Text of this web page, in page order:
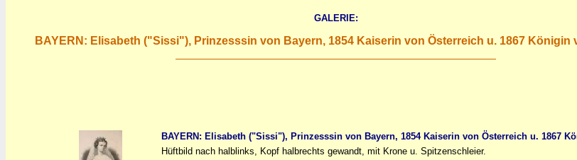
GALERIE:
BAYERN: Elisabeth ("Sissi"), Prinzesssin von Bayern, 1854 Kaiserin von Österreich u. 1867 Königin
BAYERN: Elisabeth ("Sissi"), Prinzesssin von Bayern, 1854 Kaiserin von Österreich u. 1867
Hüftbild nach halblinks, Kopf halbrechts gewandt, mit Krone u. Spitzenschleier.